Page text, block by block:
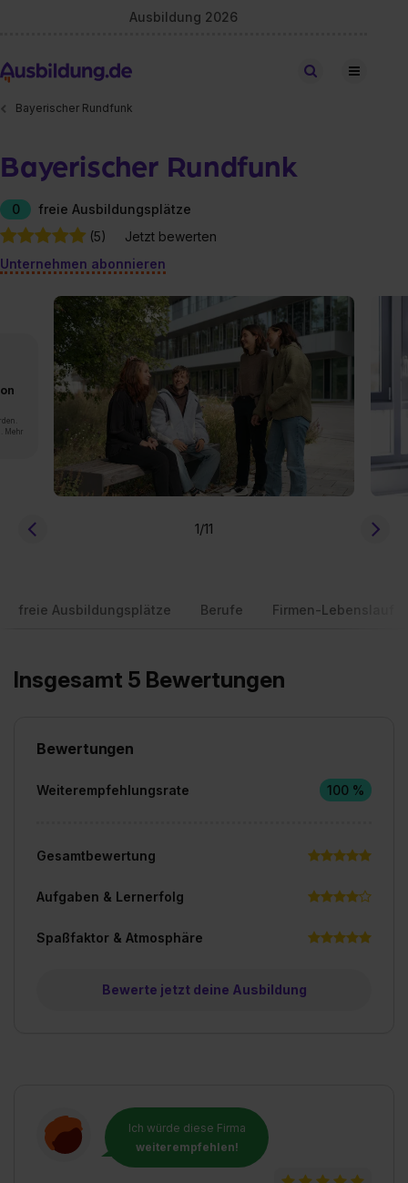
Ausbildung 2026
Stellen finden
Bayerischer Rundfunk
Bayerischer Rundfunk
0
freie Ausbildungsplätze
(5)
Jetzt bewerten
Unternehmen abonnieren
Mehr
1/11
freie Ausbildungsplätze Berufe Firmen-Lebenslauf
Insgesamt 5 Bewertungen
Ich würde diese Firma
weiterempfehlen!
Bewertungen
Weiterempfehlungsrate 100 %
Gesamtbewertung
Aufgaben & Lernerfolg
Spaßfaktor & Atmosphäre
Bewerte jetzt deine Ausbildung